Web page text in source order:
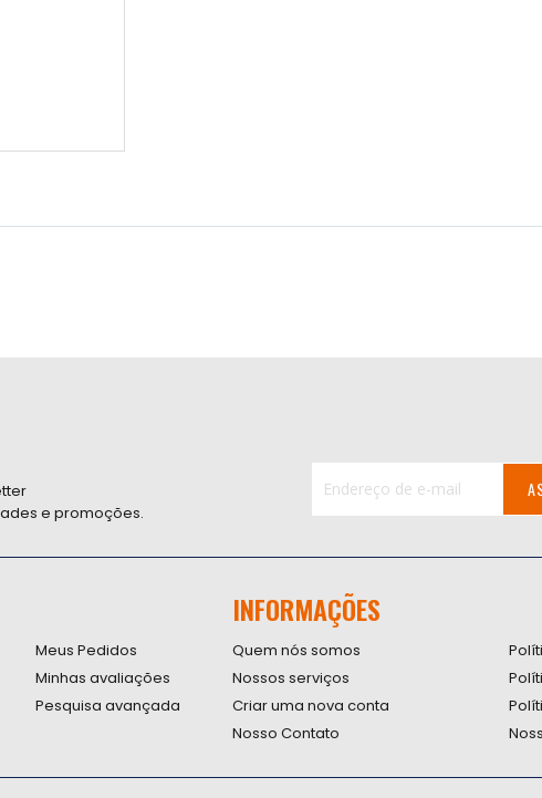
e promoções.
nossa
Newsletter:
Meus Pedidos
Minhas avaliações
Pesquisa avançada
INFORMAÇÕES
Quem nós somos
Nossos serviços
Criar uma nova conta
Nosso Contato